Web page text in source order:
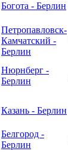
Богота - Берлин
Петропавловск-
Камчатский -
Берлин
Нюрнберг -
Берлин
Казань - Берлин
Белгород -
Берлин